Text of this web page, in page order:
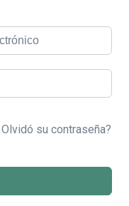
Olvidó su contraseña?